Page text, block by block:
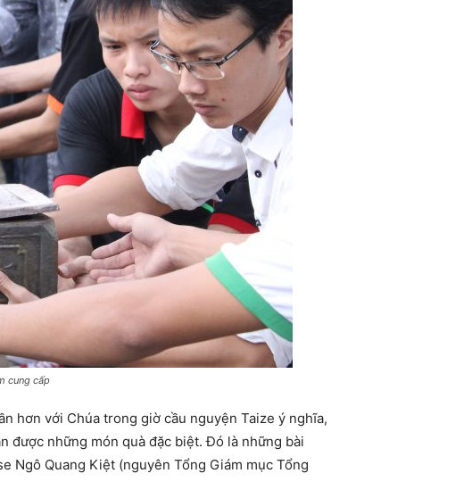
cung cấp
hơn với Chúa trong giờ cầu nguyện Taize ý nghĩa,
được những món quà đặc biệt. Đó là những bài
Ngô Quang Kiệt (nguyên Tổng Giám mục Tổng